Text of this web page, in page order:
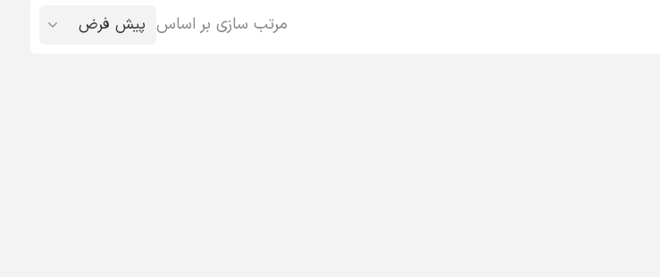
مرتب سازی بر اساس